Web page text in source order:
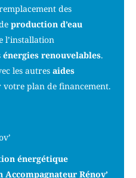
des
production d’eau
l’installation
énergies renouvelables.
les autres aides
plan de financement.
énergétique
Accompagnateur Rénov’